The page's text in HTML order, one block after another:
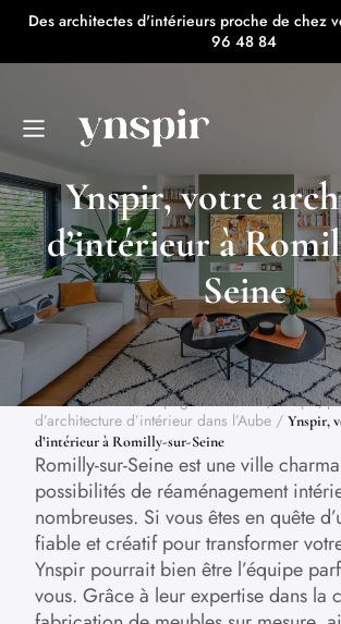
Des architectes d'intérieurs proche de chez
96 48 84
Ynspir, votre
d’intérieur à
Seine
Architecte d'intérieur ynspir/Architecte
Grand Est : Modernisez votre espace/ Votre
d’intérieur en Champagne Ardenne/Ynspir,
d’architecture d’intérieur dans l’Aube /Ynspir,
d’intérieur à Romilly-sur-Seine
Romilly-sur-Seine est une ville
possibilités de réaménagement
nombreuses. Si vous êtes en quête
fiable et créatif pour transformer
Ynspir pourrait bien être l’équipe
vous. Grâce à leur expertise dans la